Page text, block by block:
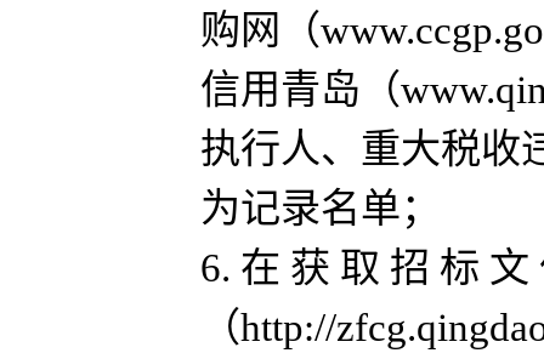
购网（
信用青岛（
执行人、重大税收
为记录名单；
6. 在 获 取 招 标
（http://